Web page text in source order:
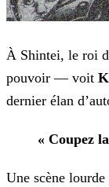
À Shintei, le roi
pouvoir — voit
dernier élan
« Coupez
Une scène